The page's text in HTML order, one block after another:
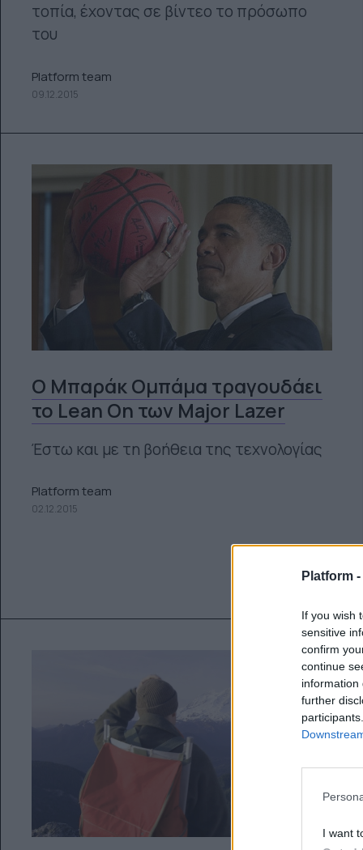
Platform -
If you wish
sensitive
confirm
continue
information
further
I want
τοπία, έχοντας σε βίντεο το πρόσωπο
του
Platform team
09.12.2015
Ο Μπαράκ Ομπάμα τραγουδάει
το Lean On των Major Lazer
Έστω και με τη βοήθεια της τεχνολογίας
Platform team
02.12.2015